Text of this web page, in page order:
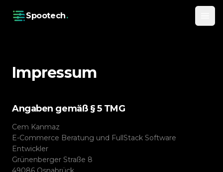
Spootech.
Impressum
Angaben gemäß § 5 TMG
Cem Kanmaz
E-Commerce Beratung und FullStack Software
Entwickler
Grünenberger Straße 8